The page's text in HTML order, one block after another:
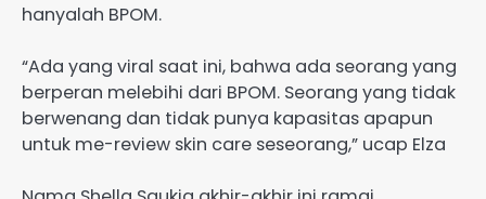
hanyalah BPOM.
“Ada yang viral saat ini, bahwa ada seorang yang
berperan melebihi dari BPOM. Seorang yang tidak
berwenang dan tidak punya kapasitas apapun
untuk me-review skin care seseorang,” ucap Elza